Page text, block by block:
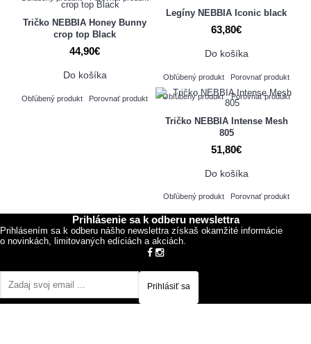
Tričko NEBBIA Honey Bunny
crop top Black
44,90€
Do košíka
Obľúbený produkt Porovnať produkt
Legíny NEBBIA Iconic black
63,80€
Do košíka
Obľúbený produkt Porovnať produkt
Obľúbený produkt Porovnať produkt
Tričko NEBBIA Intense Mesh
805
51,80€
Do košíka
Obľúbený produkt Porovnať produkt
Prihlásenie sa k odberu newslettra
Prihlásením sa k odberu nášho newslettra získaš okamžité informácie
o novinkách, limitovaných edíciách a akciách.
Prihlásiť sa